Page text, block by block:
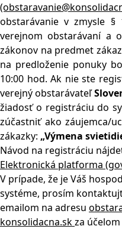
obstarávanie v zmysle §
verejnom obstarávaní a
zákonov na predmet
na predloženie ponuky
10:00 hod. Ak nie ste
verejný obstarávateľ
žiadosť o registráciu do
zúčastniť ako záujemca/
zákazky: „Výmena
Návod na registráciu
Elektronická platforma
V prípade, že je Váš
systéme, prosím
emailom na adresu
konsolidacna.skza